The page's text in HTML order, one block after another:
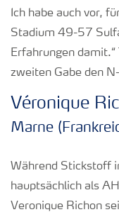
Ich habe auch vor,
Stadium 49-57
Erfahrungen
zweiten Gabe den
Véronique
Marne
Während Stickstoff
hauptsächlich als
Veronique Richon